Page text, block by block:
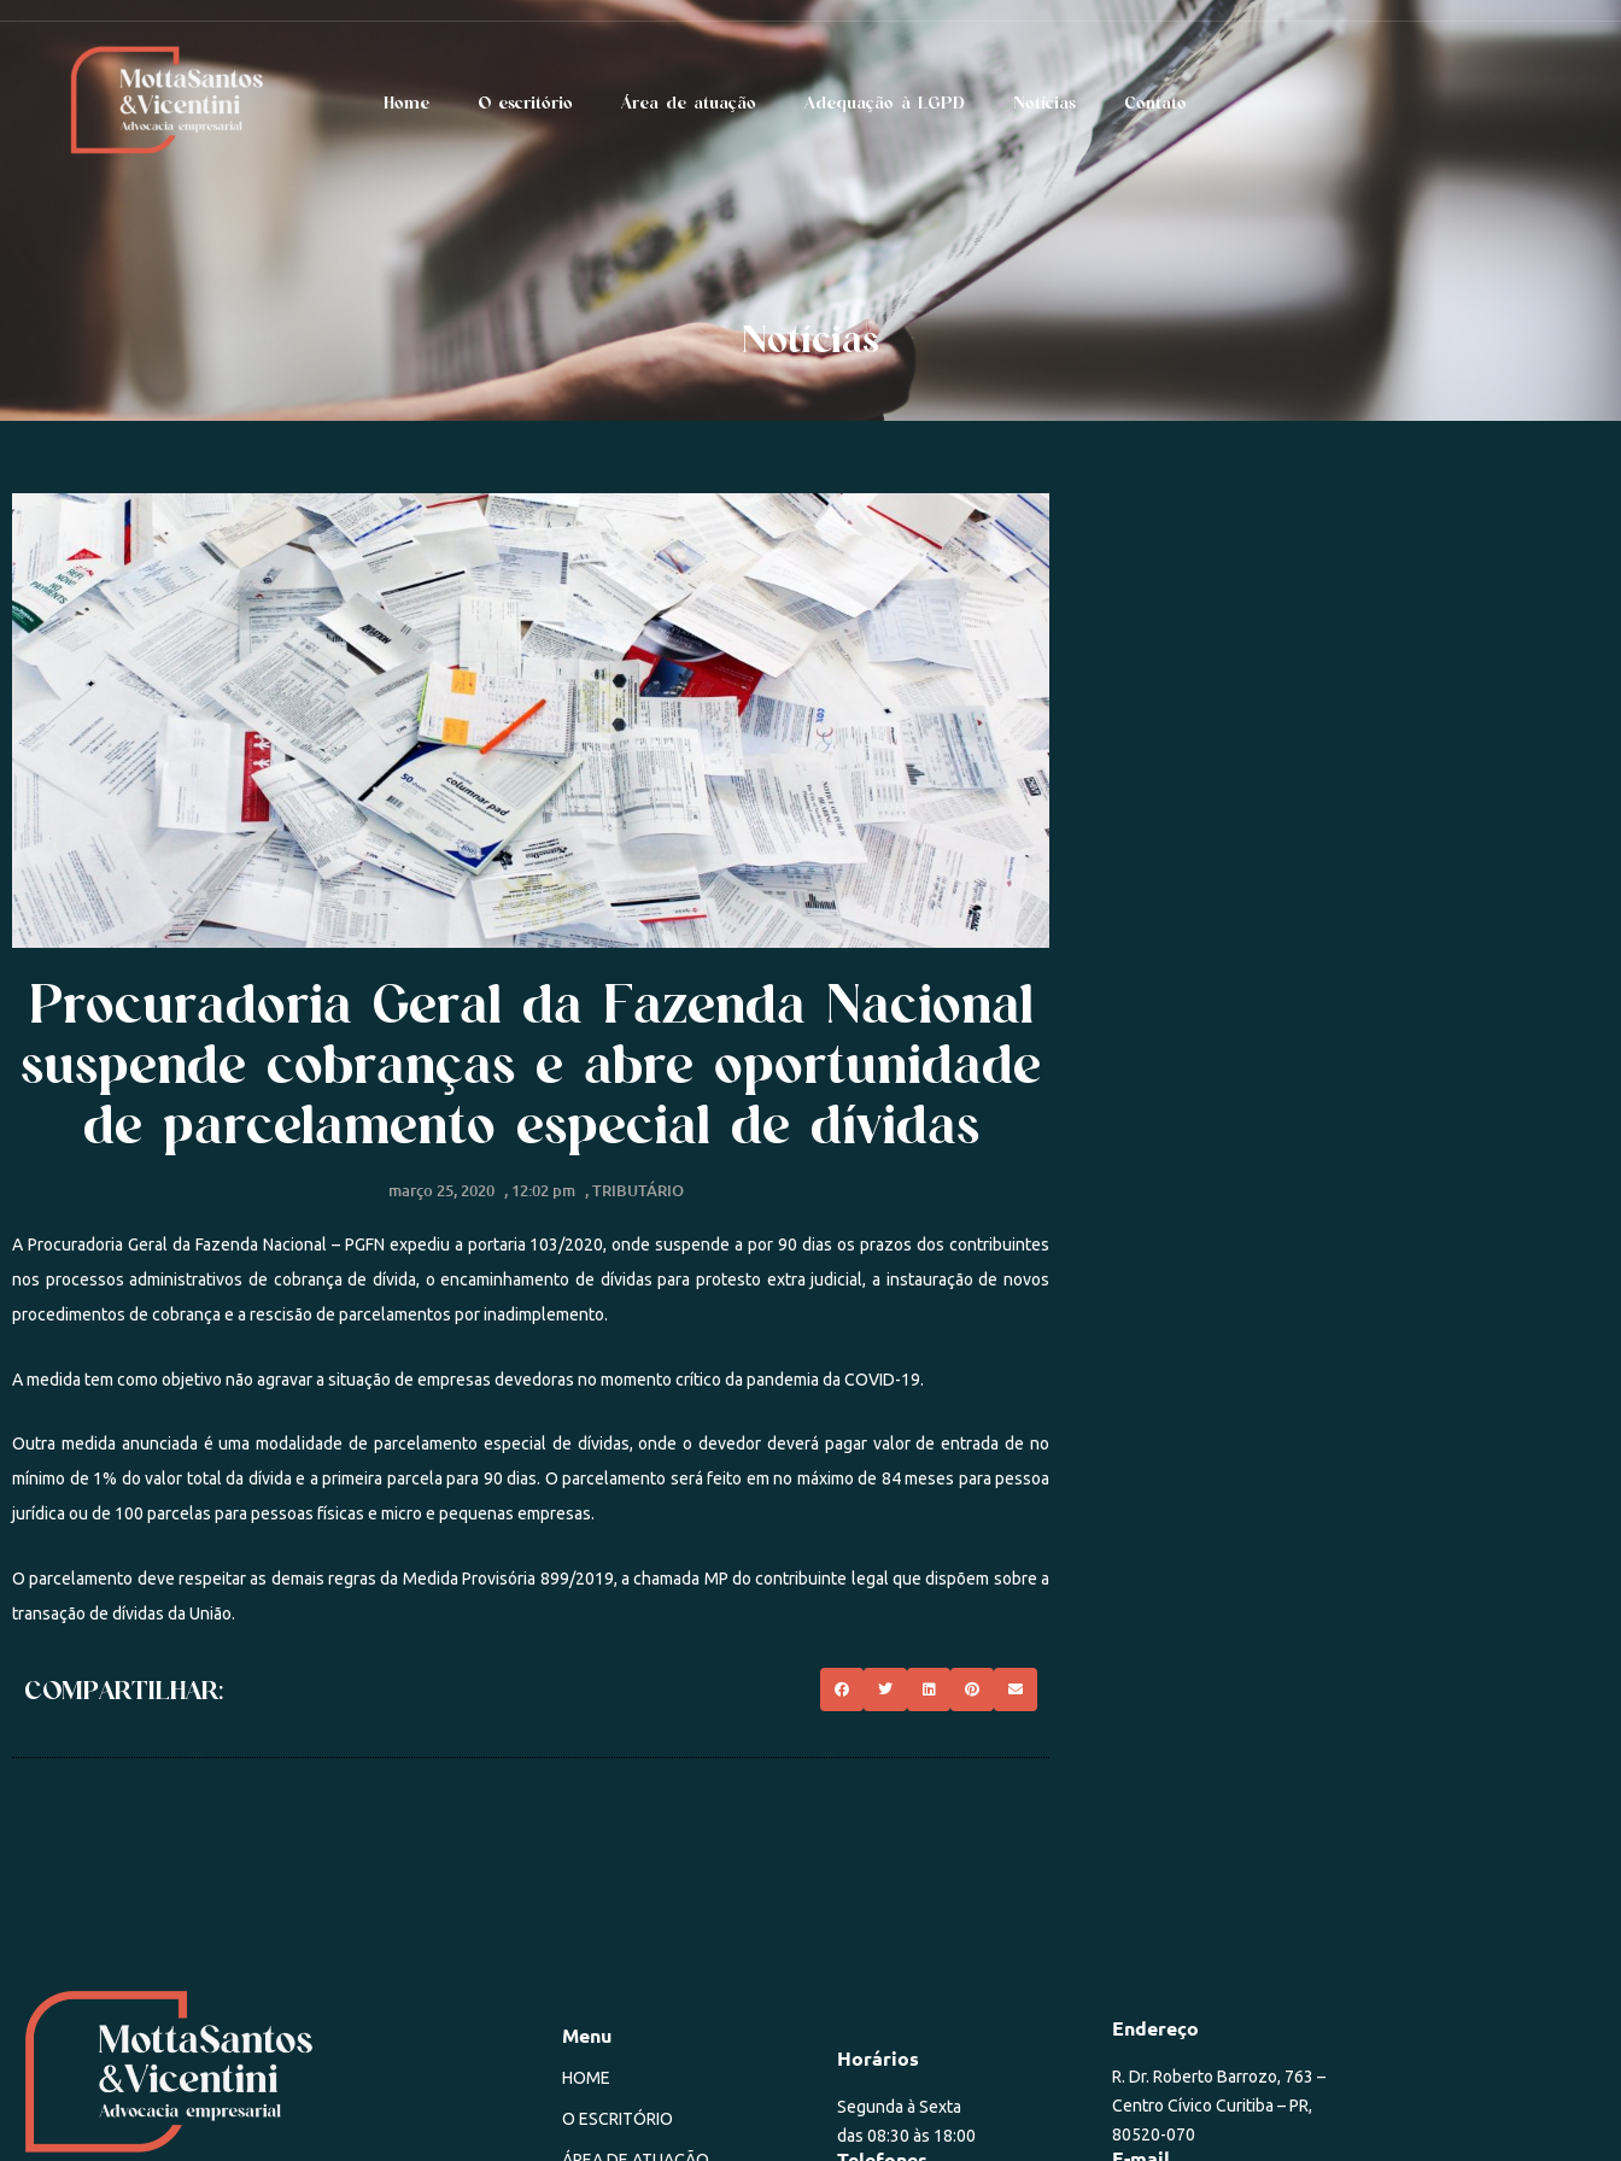
Home O escritório Área de atuação Adequação à LGPD Notícias Contato
Notícias
Procuradoria Geral da Fazenda Nacional
suspende cobranças e abre oportunidade
de parcelamento especial de dívidas
março 25, 2020 , 12:02 pm ,TRIBUTÁRIO
A Procuradoria Geral da Fazenda Nacional – PGFN expediu a portaria 103/2020, onde suspende a por 90 dias os prazos dos contribuintes
nos processos administrativos de cobrança de dívida, o encaminhamento de dívidas para protesto extra judicial, a instauração de novos
procedimentos de cobrança e a rescisão de parcelamentos por inadimplemento.
A medida tem como objetivo não agravar a situação de empresas devedoras no momento crítico da pandemia da COVID-19.
Outra medida anunciada é uma modalidade de parcelamento especial de dívidas, onde o devedor deverá pagar valor de entrada de no
mínimo de 1% do valor total da dívida e a primeira parcela para 90 dias. O parcelamento será feito em no máximo de 84 meses para pessoa
jurídica ou de 100 parcelas para pessoas físicas e micro e pequenas empresas.
O parcelamento deve respeitar as demais regras da Medida Provisória 899/2019, a chamada MP do contribuinte legal que dispõem sobre a
transação de dívidas da União.
COMPARTILHAR:
Menu
HOME
O ESCRITÓRIO
Horários
Segunda à Sexta
das 08:30 às 18:00
Endereço
R. Dr. Roberto Barrozo, 763 –
Centro Cívico Curitiba – PR,
80520-070